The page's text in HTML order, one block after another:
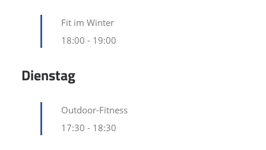
Fit im Winter
18:00 - 19:00
Dienstag
Outdoor-Fitness
17:30 - 18:30